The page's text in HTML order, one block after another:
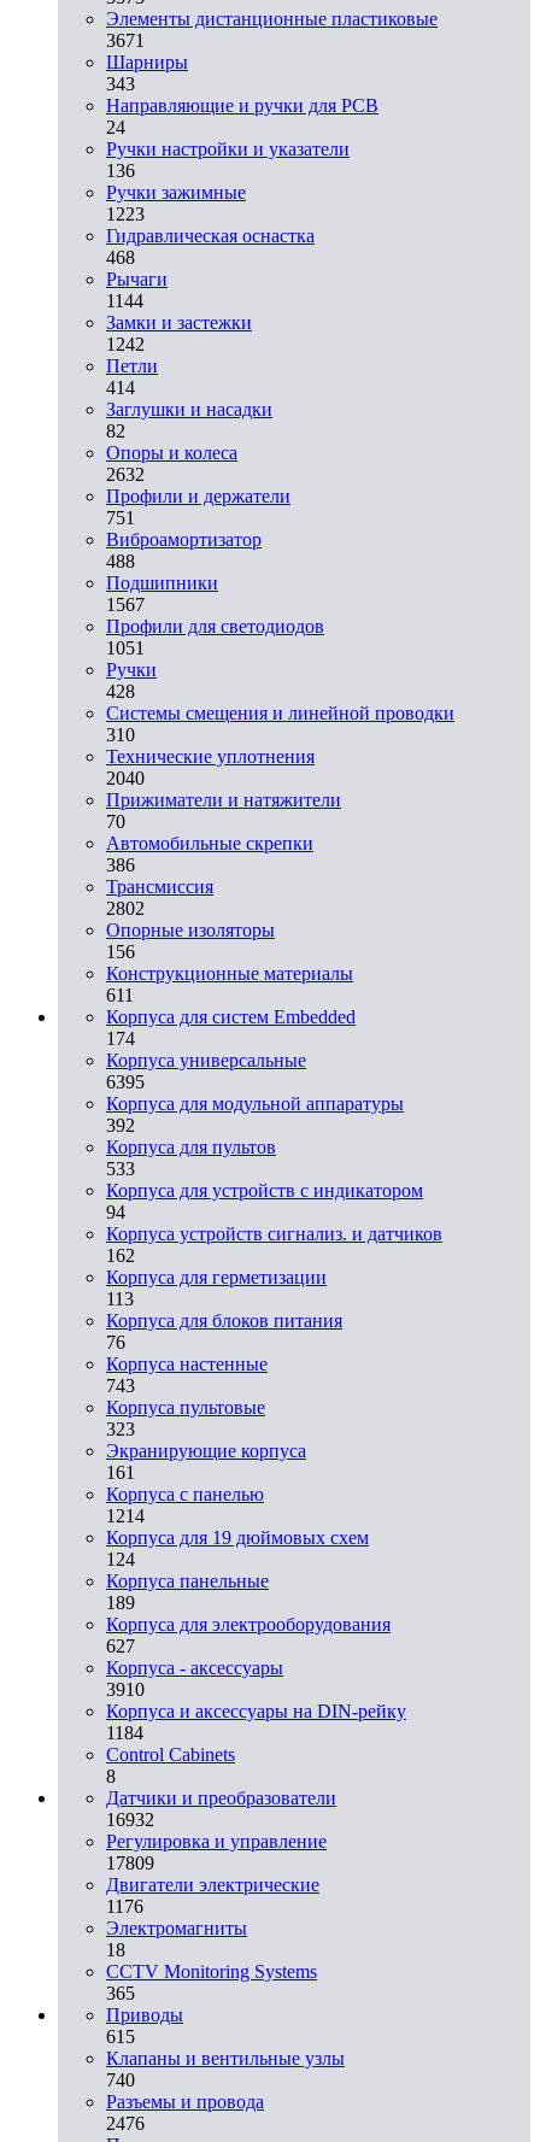
Элементы дистанционные пластиковые
3671
Шарниры
343
Направляющие и ручки для PCB
24
Ручки настройки и указатели
136
Ручки зажимные
1223
Гидравлическая оснастка
468
Рычаги
1144
Замки и застежки
1242
Петли
414
Заглушки и насадки
82
Опоры и колеса
2632
Профили и держатели
751
Виброамортизатор
488
Подшипники
1567
Профили для светодиодов
1051
Ручки
428
Системы смещения и линейной проводки
310
Технические уплотнения
2040
Прижиматели и натяжители
70
Автомобильные скрепки
386
Трансмиссия
2802
Опорные изоляторы
156
Конструкционные материалы
611
Корпуса для систем Embedded
174
Корпуса универсальные
6395
Корпуса для модульной аппаратуры
392
Корпуса для пультов
533
Корпуса для устройств с индикатором
94
Корпуса устройств сигнализ. и датчиков
162
Корпуса для герметизации
113
Корпуса для блоков питания
76
Корпуса настенные
743
Корпуса пультовые
323
Экранирующие корпуса
161
Корпуса с панелью
1214
Корпуса для 19 дюймовых схем
124
Корпуса панельные
189
Корпуса для электрооборудования
627
Корпуса - аксессуары
3910
Корпуса и аксессуары на DIN-рейку
1184
Control Cabinets
8
Датчики и преобразователи
16932
Регулировка и управление
17809
Двигатели электрические
1176
Электромагниты
18
CCTV Monitoring Systems
365
Приводы
615
Клапаны и вентильные узлы
740
Разъемы и провода
2476